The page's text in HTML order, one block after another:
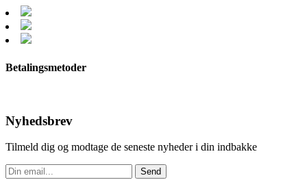
Betalingsmetoder
Nyhedsbrev
Tilmeld dig og modtage de seneste nyheder i din indbakke
Send